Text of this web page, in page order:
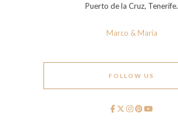
Puerto de la Cruz, Tenerife.
Marco & María
FOLLOW US